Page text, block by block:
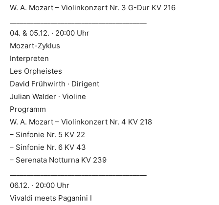
W. A. Mozart – Violinkonzert Nr. 3 G-Dur KV 216
04. & 05.12. · 20:00 Uhr
Mozart-Zyklus
Interpreten
Les Orpheistes
David Frühwirth · Dirigent
Julian Walder · Violine
Programm
W. A. Mozart – Violinkonzert Nr. 4 KV 218
– Sinfonie Nr. 5 KV 22
– Sinfonie Nr. 6 KV 43
– Serenata Notturna KV 239
06.12. · 20:00 Uhr
Vivaldi meets Paganini I